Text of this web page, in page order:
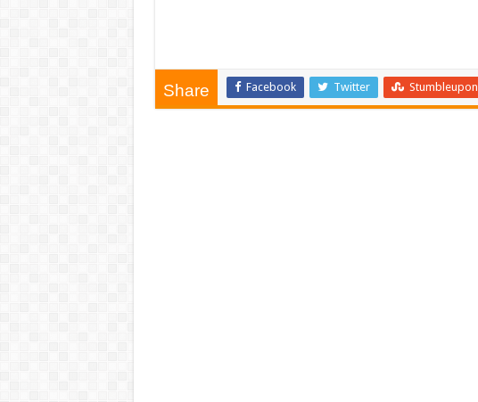
Share Facebook Twitter Stumbleupon